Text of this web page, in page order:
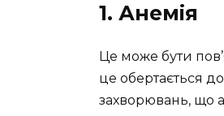
1. Анемія
Це може бути
це обертається
захворювань, що